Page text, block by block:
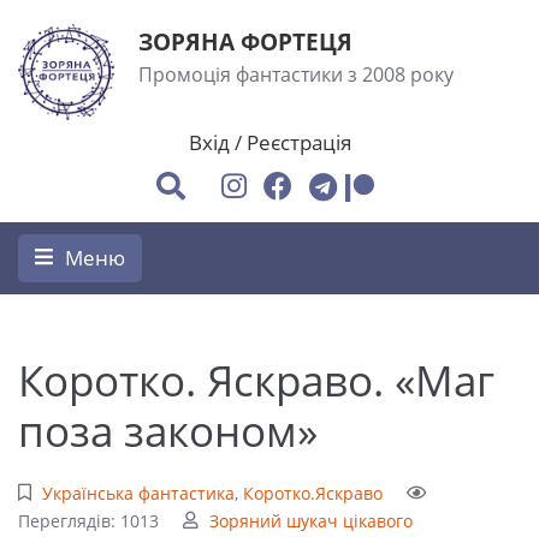
ЗОРЯНА ФОРТЕЦЯ
Промоція фантастики з 2008 року
Вхід/ Реєстрація
Меню
Коротко. Яскраво. «Маг
поза законом»
Українська фантастика, Коротко.Яскраво
Переглядів: 1013
Зоряний шукач цікавого